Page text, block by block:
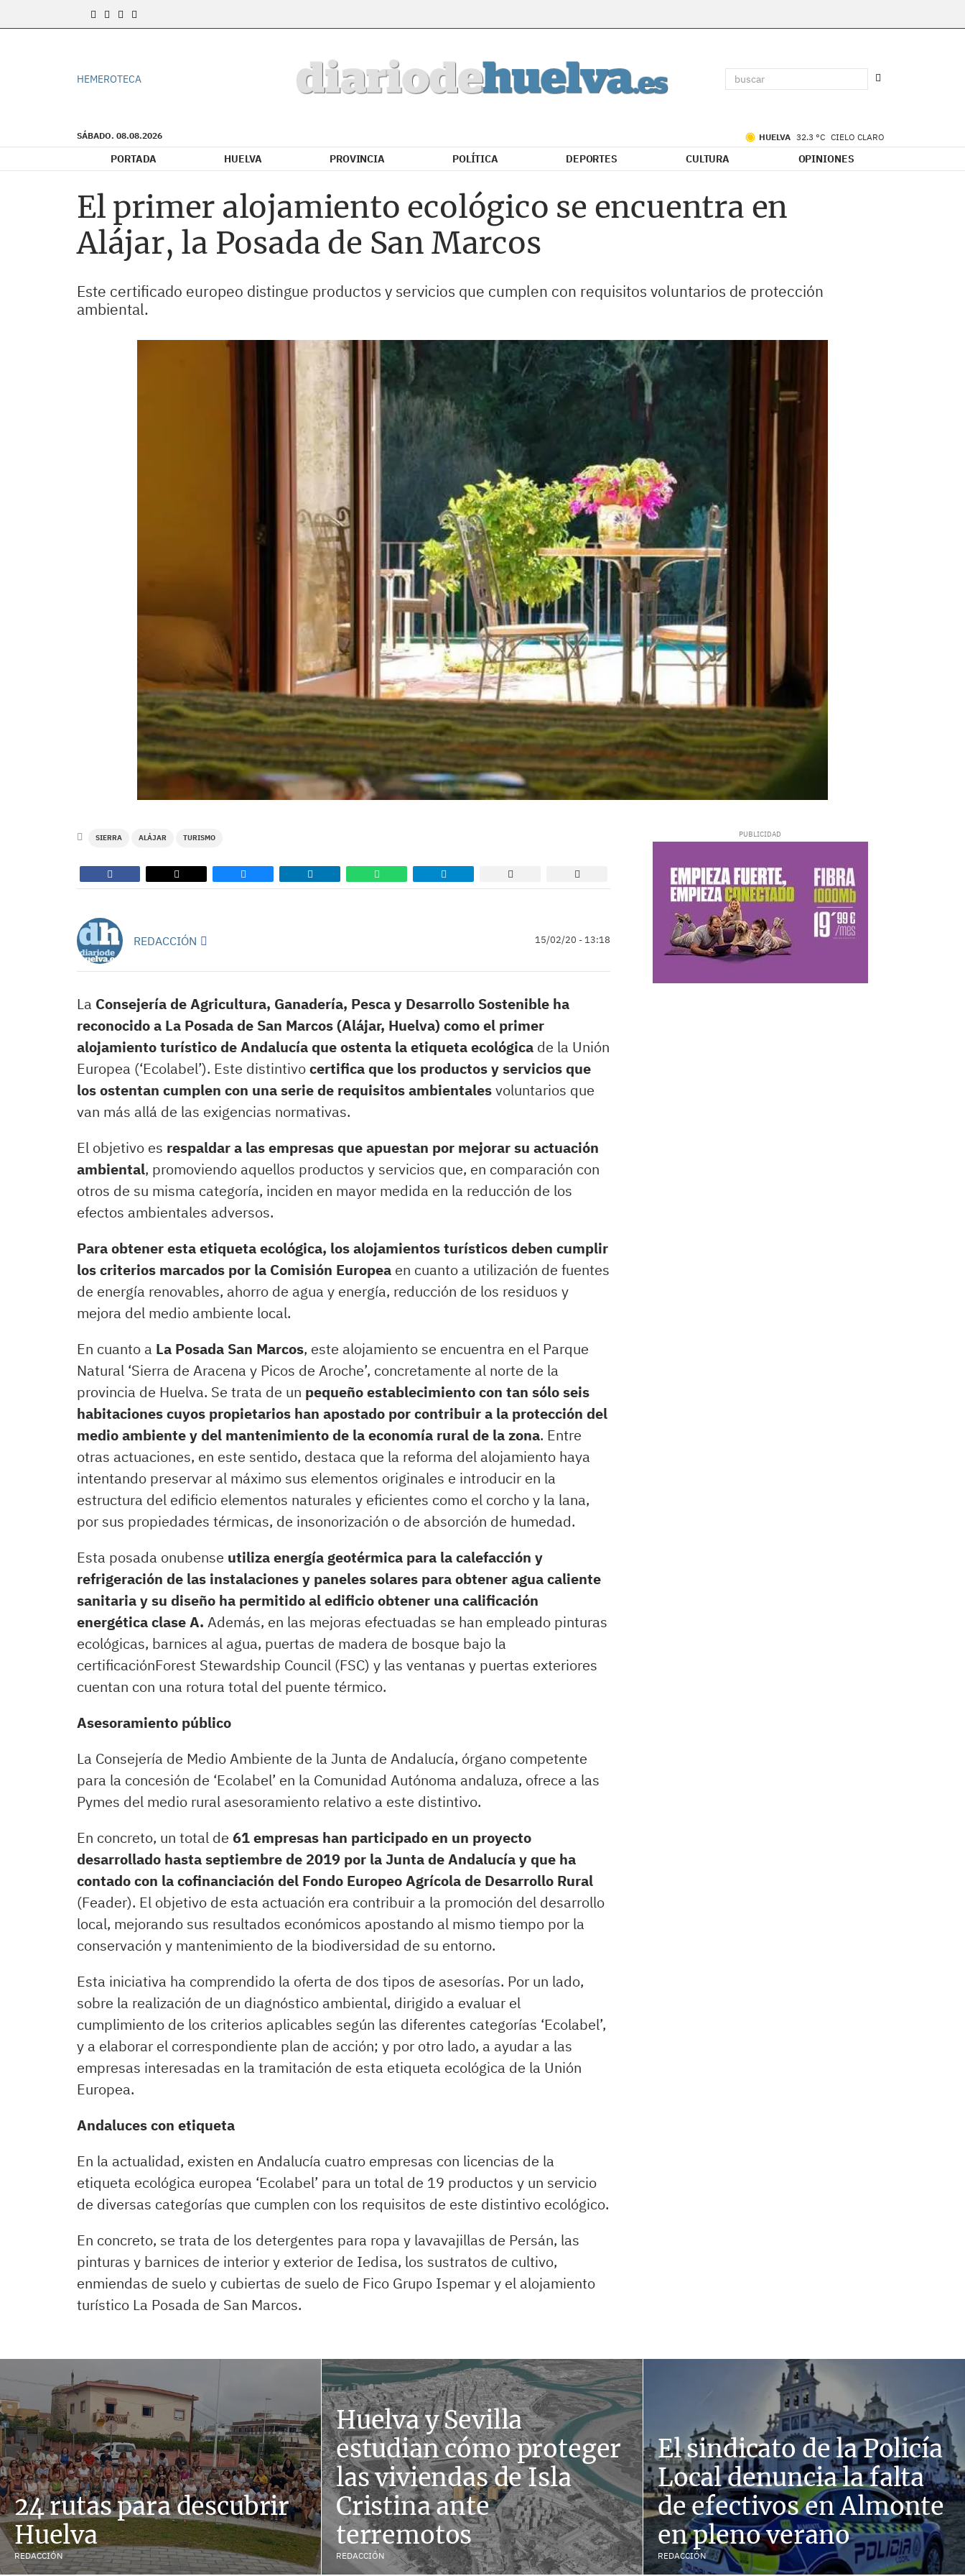
HEMEROTECA
SÁBADO. 08.08.2026 HUELVA 32.3 °C CIELO CLARO
PORTADA HUELVA PROVINCIA POLÍTICA DEPORTES CULTURA OPINIONES
El primer alojamiento ecológico se encuentra en
Alájar, la Posada de San Marcos
Este certificado europeo distingue productos y servicios que cumplen con requisitos voluntarios de protección
ambiental.
SIERRA ALÁJAR TURISMO
REDACCIÓN 15/02/20 - 13:18
La Consejería de Agricultura, Ganadería, Pesca y Desarrollo Sostenible ha
reconocido a La Posada de San Marcos (Alájar, Huelva) como el primer
alojamiento turístico de Andalucía que ostenta la etiqueta ecológica de la Unión
Europea (‘Ecolabel’). Este distintivocertifica que los productos y servicios que
los ostentan cumplen con una serie de requisitos ambientalesvoluntarios que
van más allá de las exigencias normativas.
El objetivo es respaldar a las empresas que apuestan por mejorar su actuación
ambiental, promoviendo aquellos productos y servicios que, en comparación con
otros de su misma categoría, inciden en mayor medida en la reducción de los
efectos ambientales adversos.
Para obtener esta etiqueta ecológica, los alojamientos turísticos deben cumplir
los criterios marcados por la Comisión Europea en cuanto a utilización de fuentes
de energía renovables, ahorro de agua y energía, reducción de los residuos y
mejora del medio ambiente local.
En cuanto a La Posada San Marcos, este alojamiento se encuentra en el Parque
Natural ‘Sierra de Aracena y Picos de Aroche’, concretamente al norte de la
provincia de Huelva. Se trata de un pequeño establecimiento con tan sólo seis
habitaciones cuyos propietarios han apostado por contribuir a la protección del
medio ambiente y del mantenimiento de la economía rural de la zona. Entre
otras actuaciones, en este sentido, destaca que la reforma del alojamiento haya
intentando preservar al máximo sus elementos originales e introducir en la
estructura del edificio elementos naturales y eficientes como el corcho y la lana,
por sus propiedades térmicas, de insonorización o de absorción de humedad.
Esta posada onubense utiliza energía geotérmica para la calefacción y
refrigeración de las instalaciones y paneles solares para obtener agua caliente
sanitaria y su diseño ha permitido al edificio obtener una calificación
energética clase A. Además, en las mejoras efectuadas se han empleado pinturas
ecológicas, barnices al agua, puertas de madera de bosque bajo la
certificaciónForest Stewardship Council (FSC) y las ventanas y puertas exteriores
cuentan con una rotura total del puente térmico.
Asesoramiento público
La Consejería de Medio Ambiente de la Junta de Andalucía, órgano competente
para la concesión de ‘Ecolabel’ en la Comunidad Autónoma andaluza, ofrece a las
Pymes del medio rural asesoramiento relativo a este distintivo.
En concreto, un total de 61 empresas han participado en un proyecto
desarrollado hasta septiembre de 2019 por la Junta de Andalucía y que ha
contado con la cofinanciación del Fondo Europeo Agrícola de Desarrollo Rural
(Feader). El objetivo de esta actuación era contribuir a la promoción del desarrollo
local, mejorando sus resultados económicos apostando al mismo tiempo por la
conservación y mantenimiento de la biodiversidad de su entorno.
Esta iniciativa ha comprendido la oferta de dos tipos de asesorías. Por un lado,
sobre la realización de un diagnóstico ambiental, dirigido a evaluar el
cumplimiento de los criterios aplicables según las diferentes categorías ‘Ecolabel’,
y a elaborar el correspondiente plan de acción; y por otro lado, a ayudar a las
empresas interesadas en la tramitación de esta etiqueta ecológica de la Unión
Europea.
Andaluces con etiqueta
En la actualidad, existen en Andalucía cuatro empresas con licencias de la
etiqueta ecológica europea ‘Ecolabel’ para un total de 19 productos y un servicio
de diversas categorías que cumplen con los requisitos de este distintivo ecológico.
En concreto, se trata de los detergentes para ropa y lavavajillas de Persán, las
pinturas y barnices de interior y exterior de Iedisa, los sustratos de cultivo,
enmiendas de suelo y cubiertas de suelo de Fico Grupo Ispemar y el alojamiento
turístico La Posada de San Marcos.
24 rutas para descubrir
Huelva
REDACCIÓN
Huelva y Sevilla
estudian cómo proteger
las viviendas de Isla
Cristina ante
terremotos
REDACCIÓN
El sindicato de la Policía
Local denuncia la falta
de efectivos en Almonte
en pleno verano
REDACCIÓN